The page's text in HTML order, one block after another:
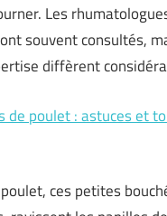
Les
souvent consultés,
diffèrent
de poulet : astuces et
ces petites